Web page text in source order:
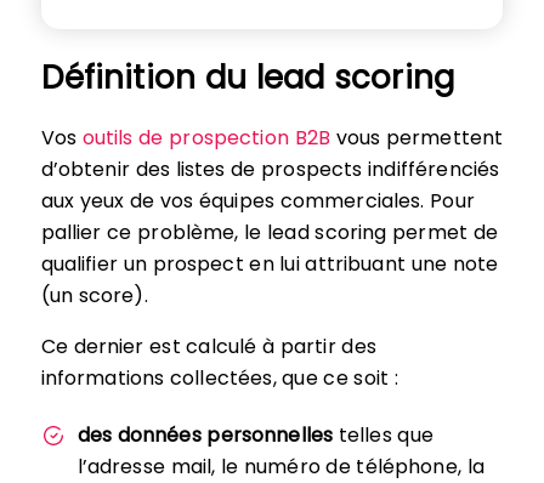
Définition du lead scoring
Vos outils de prospection B2B vous permettent
d’obtenir des listes de prospects indifférenciés
aux yeux de vos équipes commerciales. Pour
pallier ce problème, le lead scoring permet de
qualifier un prospect en lui attribuant une note
(un score).
Ce dernier est calculé à partir des
informations collectées, que ce soit :
des données personnelles telles que
l’adresse mail, le numéro de téléphone, la